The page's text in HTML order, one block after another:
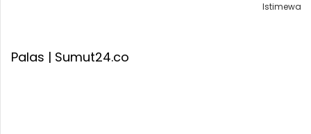
Istimewa
Palas | Sumut24.co